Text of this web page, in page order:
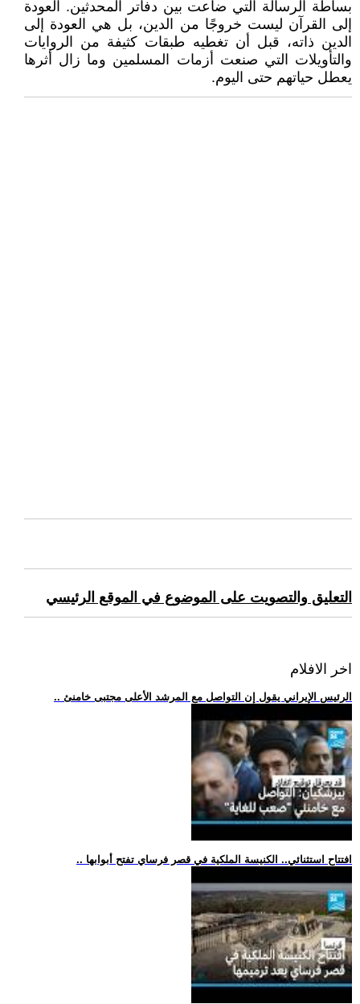
بساطة الرسالة التي ضاعت بين دفاتر المحدثين. العودة
إلى القرآن ليست خروجًا من الدين، بل هي العودة إلى
الدين ذاته، قبل أن تغطيه طبقات كثيفة من الروايات
والتأويلات التي صنعت أزمات المسلمين وما زال أثرها
يعطل حياتهم حتى اليوم.
التعليق والتصويت على الموضوع في الموقع الرئيسي
اخر الافلام
.. الرئيس الإيراني يقول إن التواصل مع المرشد الأعلى مجتبى خامنئ
.. افتتاح استثنائي.. الكنيسة الملكية في قصر فرساي تفتح أبوابها